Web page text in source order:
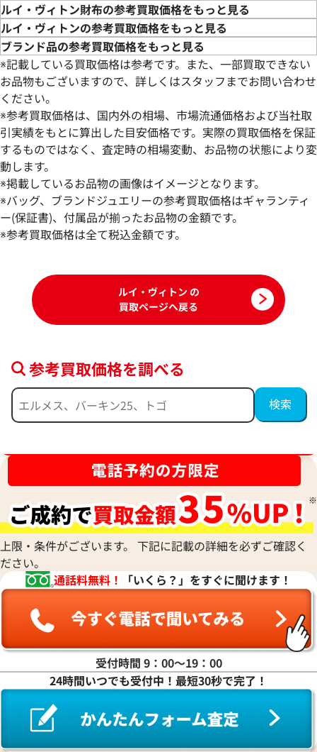
ルイ・ヴィトン ダミエ ポルトモネビエヴ
ィエノワ 財布 N61664
参考買取価格
42,000円
ルイ・ヴィトン
ポルトフォイユメ
参考買取価格
ルイ・ヴィトン モノグラム ポルトフォイ
ユパラスコンパクト 財布 M60140
参考買取価格
28,000円
2025年12月3日時点
ルイ・ヴィトン
ニ 財布 M81886
参考買取価格
22,000円
2026年6月17日時
ルイ・ヴィトン財布の参考買取価格をもっと見る
ルイ・ヴィトンの参考買取価格をもっと見る
ブランド品の参考買取価格をもっと見る
※記載している買取価格は参考です。また、一部買取できない
お品物もございますので、詳しくはスタッフまでお問い合わせ
ください。
※参考買取価格は、国内外の相場、市場流通価格および当社取
引実績をもとに算出した目安価格です。実際の買取価格を保証
するものではなく、査定時の相場変動、お品物の状態により変
動します。
※掲載しているお品物の画像はイメージとなります。
※バッグ、ブランドジュエリーの参考買取価格はギャランティ
ー(保証書)、付属品が揃ったお品物の金額です。
※参考買取価格は全て税込金額です。
ルイ・ヴィトン の
買取ページへ戻る
参考買取価格を調べる
上限・条件がございます。 下記に記載の詳細を必ずご確認く
ださい。
通話料無料！
「いくら？」をすぐに聞けます！
受付時間 9：00〜19：00
24時間いつでも受付中！最短30秒で完了！